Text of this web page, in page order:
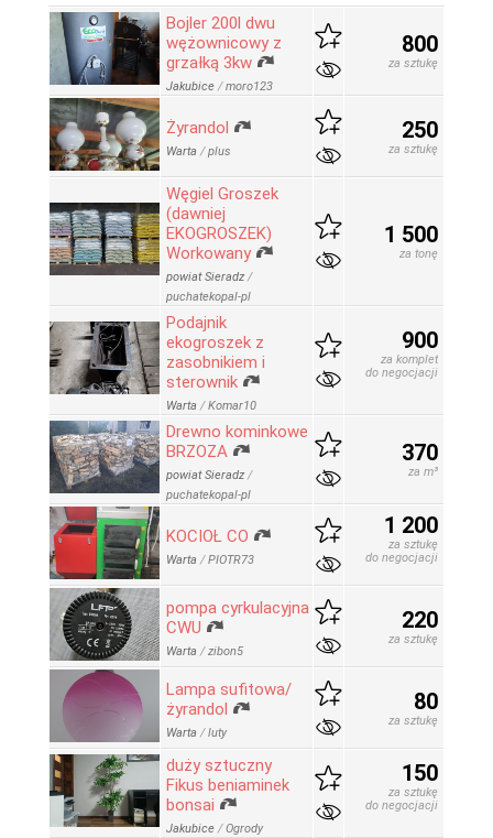
Bojler 200l dwu
wężownicowy z
grzałką 3kw
Jakubice /moro123
800
za sztukę
Żyrandol
Warta /plus
250
za sztukę
Węgiel Groszek
(dawniej
EKOGROSZEK)
Workowany
powiat Sieradz /
puchatekopal-pl
1 500
za tonę
Podajnik
ekogroszek z
zasobnikiem i
sterownik
Warta /Komar10
900
za komplet
do negocjacji
Drewno kominkowe
BRZOZA
powiat Sieradz /
puchatekopal-pl
370
za m³
KOCIOŁ CO
Warta /PIOTR73
1 200
za sztukę
do negocjacji
pompa cyrkulacyjna
CWU
Warta /zibon5
220
za sztukę
Lampa sufitowa/
żyrandol
Warta /luty
80
za sztukę
duży sztuczny
Fikus beniaminek
bonsai
Jakubice /Ogrody
150
za sztukę
do negocjacji